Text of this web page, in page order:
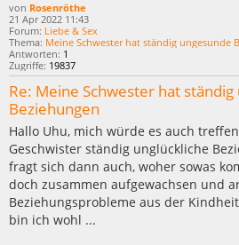
von Rosenröthe
21 Apr 2022 11:43
Forum: Liebe & Sex
Thema: Meine Schwester hat ständig ungesunde
Antworten: 1
Zugriffe: 19837
Re: Meine Schwester hat
Beziehungen
Hallo Uhu, mich würde es auch
Geschwister ständig unglückliche
fragt sich dann auch, woher sowas
doch zusammen aufgewachsen und
Beziehungsprobleme aus der
bin ich wohl ...